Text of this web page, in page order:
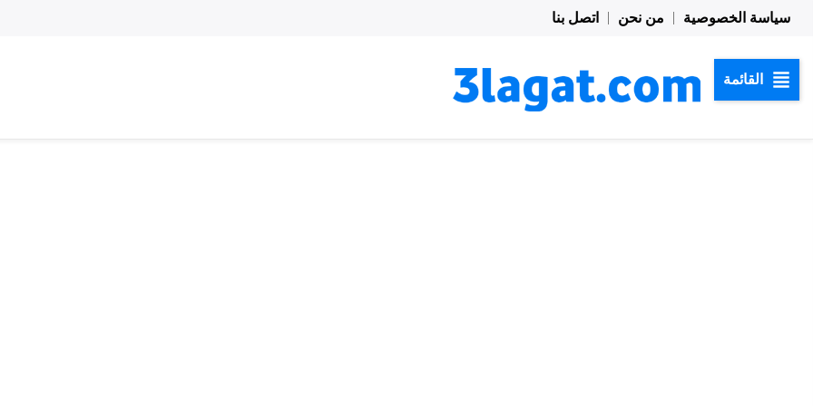
المحتوى
سياسة الخصوصية من نحن اتصل بنا
القائمة